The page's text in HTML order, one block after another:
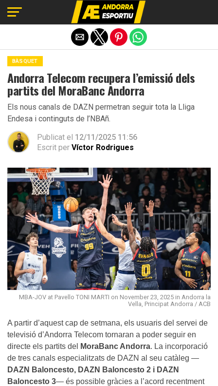
BÀSQUET
Andorra Telecom recupera l’emissió dels
partits del MoraBanc Andorra
Els nous canals de DAZN permetran seguir tota la Lliga
Endesa i continguts de l’NBAñ.
Publicat el 12/11/2025 11:56
Escrit per Víctor Rodrigues
MBA-JOV at Pavello TONI MARTI on November 23, 2025 in Andorra la
Vella, Principat Andorra / ACB
A partir d’aquest cap de setmana, els usuaris del servei de
televisió d’Andorra Telecom tornaran a poder seguir en
directe els partits del
MoraBanc Andorra. La incorporació
de tres canals especialitzats de DAZN al seu catàleg —
DAZN Baloncesto, DAZN Baloncesto 2 i DAZN
Baloncesto 3— és possible gràcies a l’acord recentment
Exit mobile version